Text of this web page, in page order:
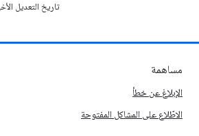
تاريخ التعديل الأخير: 2025-07-21 (حسب التوقيت العالمي
مساهمة
الإبلاغ عن خطأ
الاطّلاع على المشاكل المفتوحة